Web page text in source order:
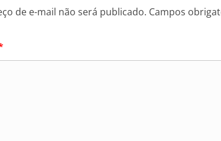
de e-mail não será publicado. Campos